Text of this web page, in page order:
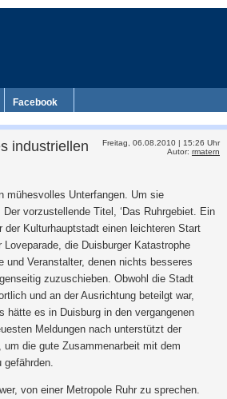
Facebook
Freitag, 06.08.2010 | 15:26 Uhr
Autor: rmatern
industriellen
mühesvolles Unterfangen. Um sie
vorzustellende Titel, ‘Das Ruhrgebiet. Ein
der Kulturhauptstadt einen leichteren Start
die Duisburger Katastrophe
und Veranstalter, denen nichts besseres
zuzuschieben. Obwohl die Stadt
und an der Ausrichtung beteilgt war,
hätte es in Duisburg in den vergangenen
Meldungen nach unterstützt der
die gute Zusammenarbeit mit dem
von einer Metropole Ruhr zu sprechen.